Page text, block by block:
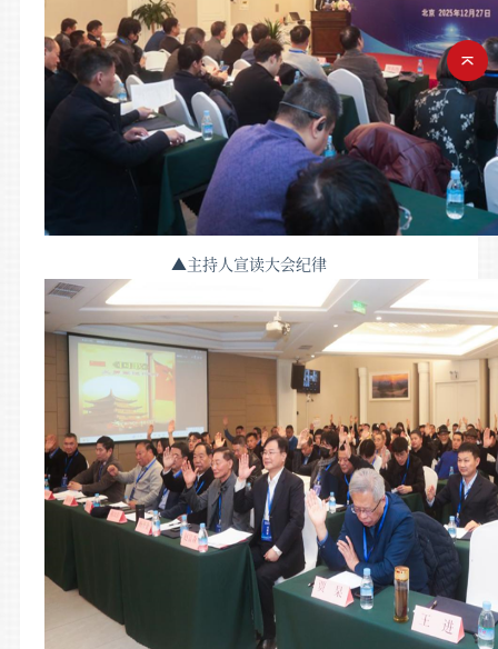
▲主持人宣读大会纪律